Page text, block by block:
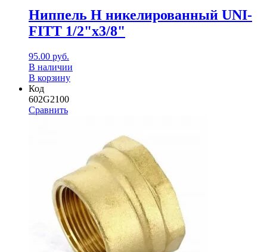
Ниппель Н никелированный UNI-
FITT 1/2"x3/8"
95.00 руб.
В наличии
В корзину
Код
602G2100
Сравнить